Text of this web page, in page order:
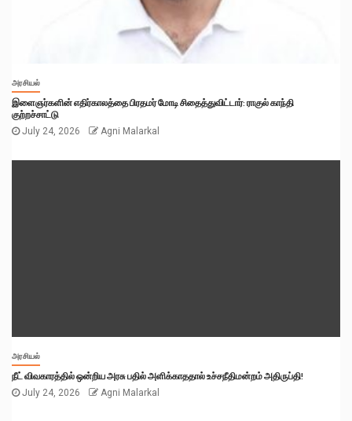
அரசியல்
இளைஞர்களின் எதிர்காலத்தை பிரதமர் மோடி சிதைத்துவிட்டார்: ராகுல் காந்தி
குற்றச்சாட்டு
July 24, 2026
Agni Malarkal
அரசியல்
நீட் விவகாரத்தில் ஒன்றிய அரசு பதில் அளிக்காததால் உச்சநீதிமன்றம் அதிருப்தி!
July 24, 2026
Agni Malarkal